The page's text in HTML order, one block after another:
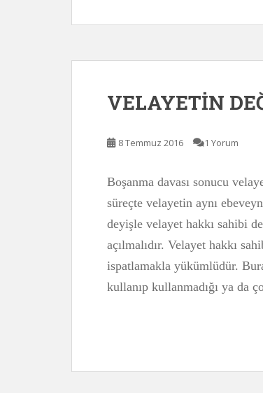
VELAYETİN
8 Temmuz 2016 1 Yorum
Boşanma davası sonucu
süreçte velayetin aynı
deyişle velayet hakkı sahibi
açılmalıdır. Velayet hakkı
ispatlamakla yükümlüdür.
kullanıp kullanmadığı ya da